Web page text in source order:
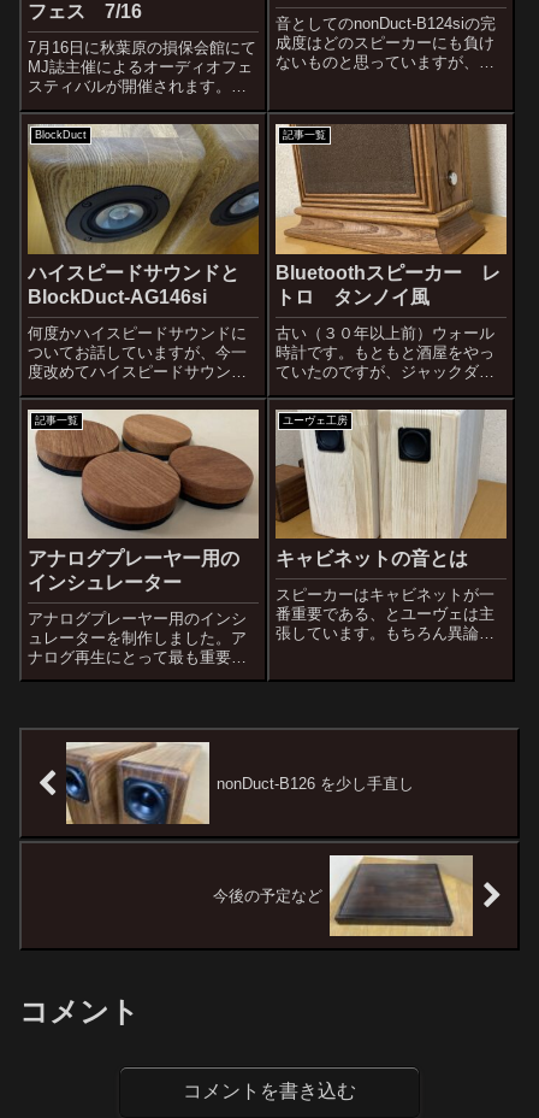
フェス 7/16
7月16日に秋葉原の損保会館にて
MJ誌主催によるオーディオフェ
スティバルが開催されます。そ
こにマークオーディオさんと47
研究所が共同で出展する予定で
したが、うちも共同で出展しな
いかと誘われましたので、乗っ
からせて頂くことになりまし
た。non...
音としてのnonDuct-B124siの完
成度はどのスピーカーにも負け
ないものと思っていますが、仕
指摘されていました。そこでオ
ーディオ店の店頭に並べても遜
色のない仕上げにするべくここ
の...
BlockDuct
ハイスピードサウンドと
BlockDuct-AG146si
何度かハイスピードサウンドに
ついてお話していますが、今一
度改めてハイスピードサウンド
いう言葉を使ってその音の特徴
を解説します。JuveAcousticsが
提唱しているステレオイメージ
を実現するために一番重要なこ
とは、一言で言うとこのハイス
記事一覧
Bluetoothスピーカー レ
トロ タンノイ風
古い（３０年以上前）ウォール
時計です。もともと酒屋をやっ
ていたのですが、ジャックダニ
エルズのウィスキーを何十ケー
スとか注文すると貰える景品で
す。非売品なのでレアな時計で
す。倉庫に大事にしまってあっ
たものです。これ昔からそのう
ち改造してスピー...
記事一覧
アナログプレーヤー用の
インシュレーター
アナログプレーヤー用のインシ
ュレーターを制作しました。ア
ナログ再生にとって最も重要な
対策の一つがハウリング対策で
ションで対策している欧米系の
ものや物量作戦で対策する傾向
の強い日本製メー...
ユーヴェ工房
キャビネットの音とは
スピーカーはキャビネットが一
番重要である、とユーヴェは主
張しています。もちろん異論は
などはユニットに大きく依存し
nonDuct-B126 を少し手直し
今後の予定など
コメント
コメントを書き込む